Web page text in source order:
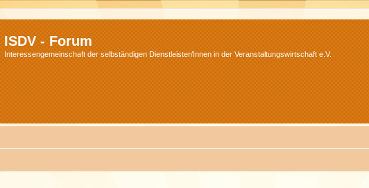
ISDV - Forum
Interessengemeinschaft der selbständigen Dienstleister/Innen in der Veranstaltungswirtschaft e.V.